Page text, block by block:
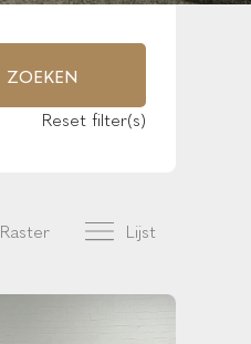
ZOEKEN
Reset filter(s)
Raster Lijst